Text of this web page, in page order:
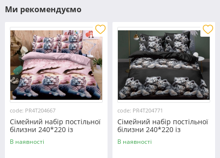
Ми рекомендуємо
code: PR4T204667
Сімейний набір постільної
білизни 240*220 із
полікотону №204667
Черешенька™
В наявності
code: PR4T204771
Сімейний набір постільної
білизни 240*220 із
полікотону №204771
Черешенька™
В наявності